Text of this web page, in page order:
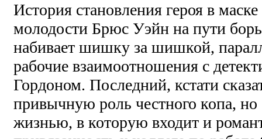
История становления героя в
молодости Брюс Уэйн на пути
набивает шишку за шишкой,
рабочие взаимоотношения с
Гордоном. Последний, кстати
привычную роль честного копа,
жизнью, в которую входит и